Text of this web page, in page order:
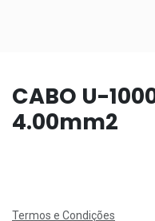
CABO U-
4.00mm2
Termos e Condições